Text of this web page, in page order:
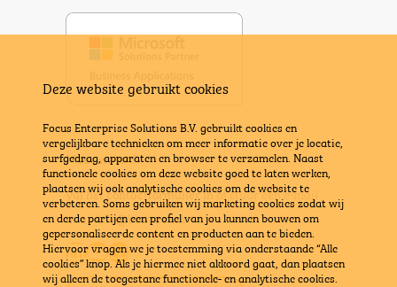
Meer weten?
Vul het contactformulier inof stuur een e-mail
naarinfo@bravx.com
LinkedIn
YouTube
E-mail
Deze website gebruikt cookies
Focus Enterprise Solutions B.V. gebruikt cookies en
vergelijkbare technieken om meer informatie over je locatie,
surfgedrag, apparaten en browser te verzamelen. Naast
functionele cookies om deze website goed te laten werken,
plaatsen wij ook analytische cookies om de website te
verbeteren. Soms gebruiken wij marketing cookies zodat wij
en derde partijen een profiel van jou kunnen bouwen om
gepersonaliseerde content en producten aan te bieden.
Hiervoor vragen we je toestemming via onderstaande “Alle
cookies” knop. Als je hiermee niet akkoord gaat, dan plaatsen
wij alleen de toegestane functionele- en analytische cookies.